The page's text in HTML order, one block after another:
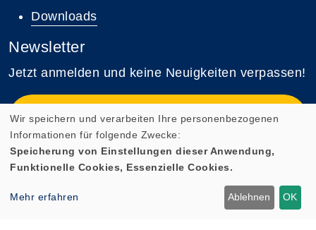
Downloads
Newsletter
Jetzt anmelden und keine Neuigkeiten verpassen!
Zum Newsletter anmelden
Cookie Einstellungen
Wir speichern und verarbeiten Ihre personenbezogenen
Informationen für folgende Zwecke:
Speicherung von Einstellungen dieser Anwendung,
Funktionelle Cookies, Essenzielle Cookies.
Mehr erfahren Ablehnen OK